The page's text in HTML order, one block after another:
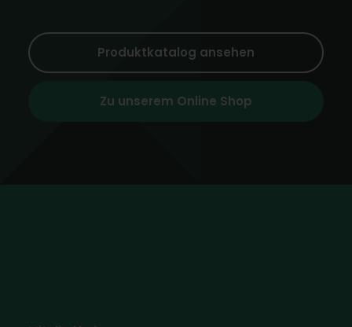
Produktkatalog ansehen
Zu unserem Online Shop